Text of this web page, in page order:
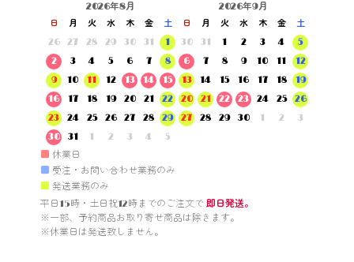
2026年8月
日 月 火 水 木 金
土
26
27 28 29 30 31
1
2
3 4 5 6 7
8
9
10 11 12 13 14
15
16
17 18 19 20 21
22
23
24 25 26 27 28
29
30
31 1 2 3 4 5
2026年9月
日 月 火 水 木 金
土
30
31 1 2 3 4
5
6
7 8 9 10 11
12
13
14 15 16 17 18
19
20
21 22 23 24 25
26
27
28 29 30 1 2 3
■ 休業日
■ 受注・お問い合わせ業務のみ
■ 発送業務のみ
平日15時・土日祝12時までのご注文で 即日発送。
※一部、予約商品お取り寄せ商品は除きます。
※休業日は発送致しません。